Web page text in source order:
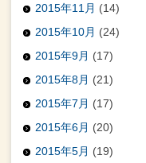
2015年11月 (14)
2015年10月 (24)
2015年9月 (17)
2015年8月 (21)
2015年7月 (17)
2015年6月 (20)
2015年5月 (19)